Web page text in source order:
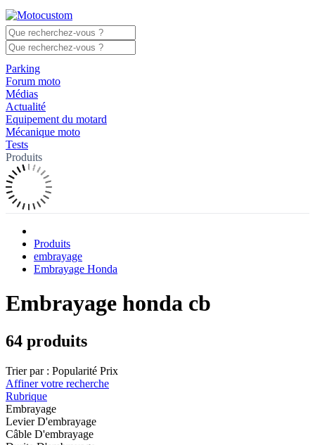
Parking
Forum moto
Médias
Actualité
Equipement du motard
Mécanique moto
Tests
Produits
Produits
embrayage
Embrayage Honda
Embrayage honda cb
64 produits
Trier par : Popularité Prix
Affiner votre recherche
Rubrique
Embrayage
Levier D'embrayage
Câble D'embrayage